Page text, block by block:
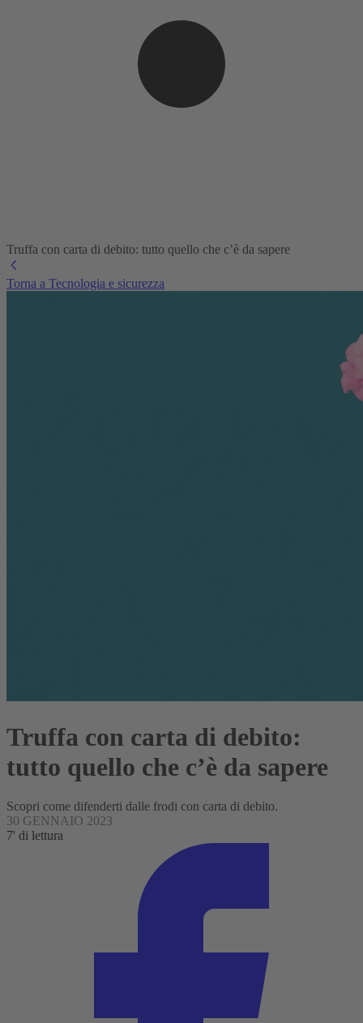
Truffa con carta di debito: tutto quello che c’è da sapere
Torna a Tecnologia e sicurezza
Truffa con carta di debito:
tutto quello che c’è da sapere
Scopri come difenderti dalle frodi con carta di debito.
30 GENNAIO 2023
7' di lettura